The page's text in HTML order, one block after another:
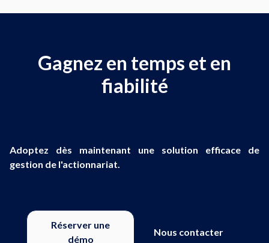
Gagnez en temps et en
fiabilité
Adoptez dès maintenant une solution efficace de
gestion de l'actionnariat.
Réserver une
démo
Nous contacter